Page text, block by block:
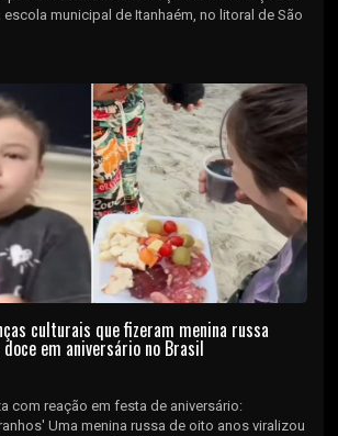
municipal de Itanhaém, no litoral de São
culturais que fizeram menina russa
em aniversário no Brasil
com reação em festa de aniversário:
Uma menina russa de oito anos viralizou